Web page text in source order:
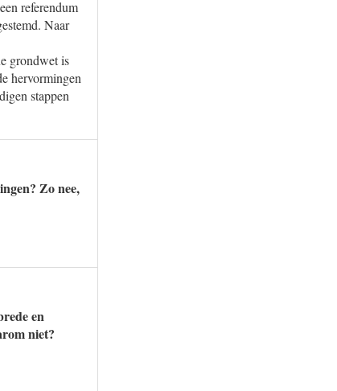
referendum
Naar
grondwet is
hervormingen
stappen
Zo nee,
en
niet?